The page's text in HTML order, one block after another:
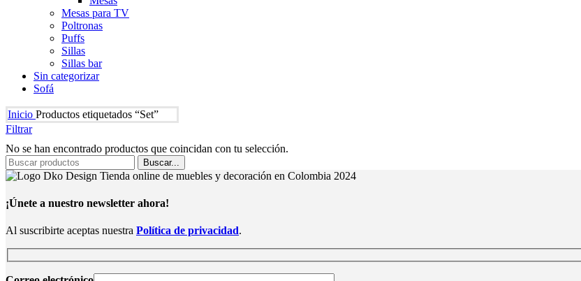
Mesas para TV
Poltronas
Puffs
Sillas
Sillas bar
Sin categorizar
Sofá
Inicio Productos etiquetados “Set”
Filtrar
No se han encontrado productos que coincidan con tu selección.
Buscar...
¡Únete a nuestro newsletter ahora!
Al suscribirte aceptas nuestra Política de privacidad.